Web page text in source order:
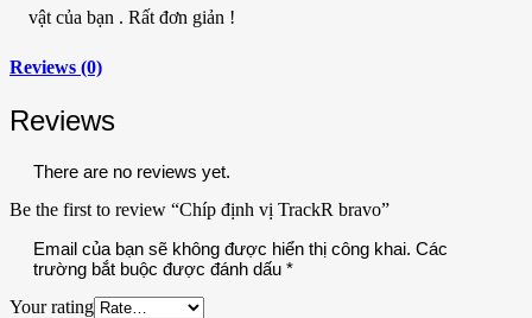
vật của bạn . Rất đơn giản !
Reviews (0)
Reviews
There are no reviews yet.
Be the first to review “Chíp định vị TrackR bravo”
Email của bạn sẽ không được hiển thị công khai. Các
trường bắt buộc được đánh dấu *
Your rating